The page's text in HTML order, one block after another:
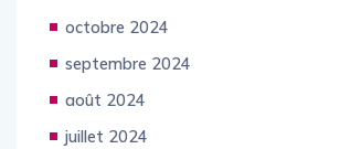
octobre 2024
septembre 2024
août 2024
juillet 2024